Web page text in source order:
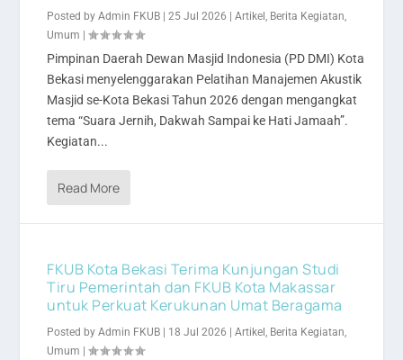
Posted byAdmin FKUB |25 Jul 2026 |Artikel, Berita Kegiatan,
Umum
|
Pimpinan Daerah Dewan Masjid Indonesia (PD DMI) Kota
Bekasi menyelenggarakan Pelatihan Manajemen Akustik
Masjid se-Kota Bekasi Tahun 2026 dengan mengangkat
tema “Suara Jernih, Dakwah Sampai ke Hati Jamaah”.
Kegiatan...
Read More
FKUB Kota Bekasi Terima Kunjungan Studi
Tiru Pemerintah dan FKUB Kota Makassar
untuk Perkuat Kerukunan Umat Beragama
Posted byAdmin FKUB 18 Jul 2026 |Artikel, Berita Kegiatan,
Umum
|